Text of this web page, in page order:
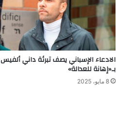
الادعاء الإسباني يصف تبرئة داني ألفيس
بـ«إهانة للعدالة»
8 مايو، 2025